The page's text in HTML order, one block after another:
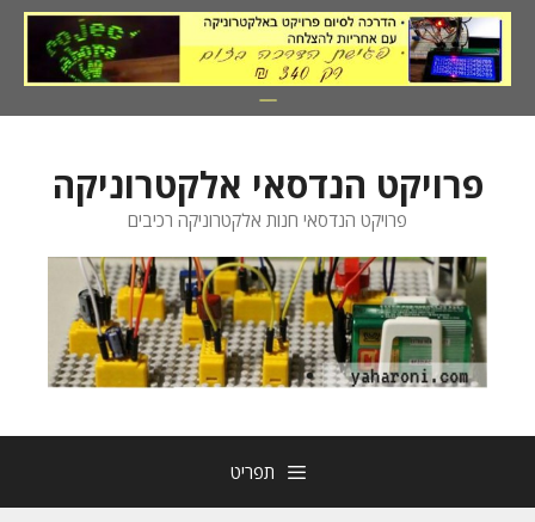
לדלג
לתוכן
פרויקט הנדסאי אלקטרוניקה
פרויקט הנדסאי חנות אלקטרוניקה רכיבים
תפריט